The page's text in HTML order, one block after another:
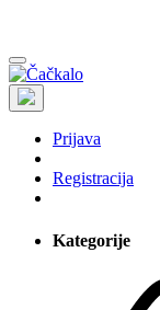
Prijava
Registracija
Kategorije